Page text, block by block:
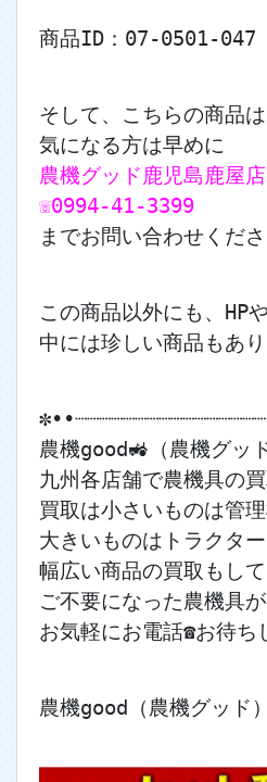
商品ID：07-0501-047
そして、こちらの商品
気になる方は早めに
農機グッド鹿児島鹿屋店
☏0994-41-3399
までお問い合わせくだ
この商品以外にも、HP
中には珍しい商品もあ
農機good🚜（農機グッ
九州各店舗で農機具の
買取は小さいものは管
大きいものはトラクタ
幅広い商品の買取もし
ご不要になった農機具
お気軽にお電話☎お待ち
農機good（農機グッ